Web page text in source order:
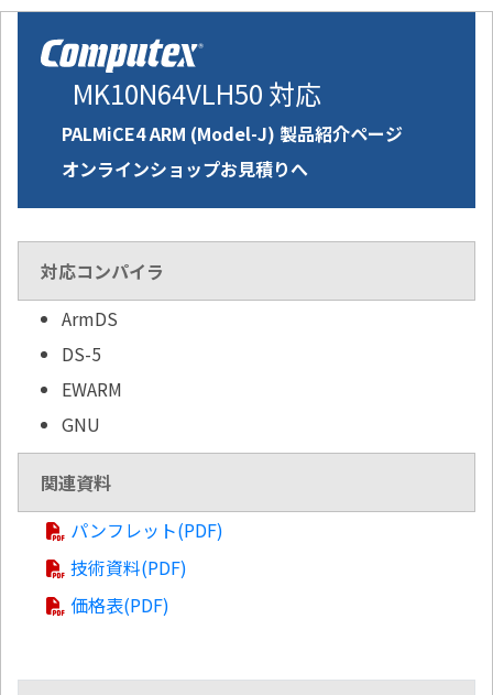
MK10N64VLH50 対応
PALMiCE4 ARM (Model-J) 製品紹介ページ
オンラインショップお見積りへ
対応コンパイラ
ArmDS
DS-5
EWARM
GNU
関連資料
パンフレット(PDF)
技術資料(PDF)
価格表(PDF)